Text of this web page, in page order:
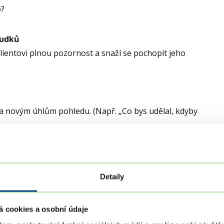
Detaily
cookies a osobní údaje
plnou pozornost a snaží se pochopit jeho
úhlům pohledu. (Např. „Co bys udělal, kdyby
vlastní myšlenkové procesy a vzorce chování.